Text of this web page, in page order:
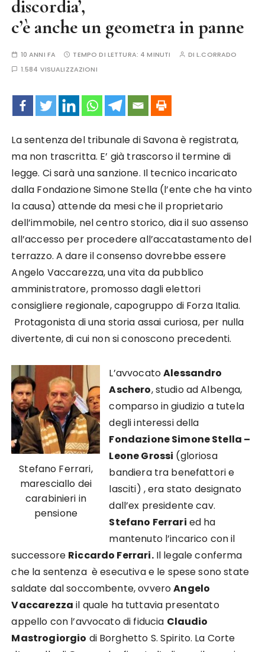
discordia’,
c’è anche un geometra in panne
10 ANNI FA TEMPO DI LETTURA: 4 MINUTI DIL.CORRADO
1.584 VISUALIZZAZIONI
La sentenza del tribunale di Savona è registrata,
ma non trascritta. E’ già trascorso il termine di
legge. Ci sarà una sanzione. Il tecnico incaricato
dalla Fondazione Simone Stella (l’ente che ha vinto
la causa) attende da mesi che il proprietario
dell’immobile, nel centro storico, dia il suo assenso
all’accesso per procedere all’accatastamento del
terrazzo. A dare il consenso dovrebbe essere
Angelo Vaccarezza, una vita da pubblico
amministratore, promosso dagli elettori
consigliere regionale, capogruppo di Forza Italia.
Protagonista di una storia assai curiosa, per nulla
divertente, di cui non si conoscono precedenti.
Stefano Ferrari,
maresciallo dei
carabinieri in
pensione
L’avvocatoAlessandro
Aschero, studio ad Albenga,
comparso in giudizio a tutela
degli interessi della
Fondazione Simone Stella –
Leone Grossi (gloriosa
bandiera tra benefattori e
lasciti) , era stato designato
dall’ex presidente cav.
Stefano Ferrari ed ha
mantenuto l’incarico con il
successore Riccardo Ferrari.Il legale conferma
che la sentenza è esecutiva e le spese sono state
saldate dal soccombente, ovveroAngelo
Vaccarezza il quale ha tuttavia presentato
appello con l’avvocato di fiducia Claudio
Mastrogiorgio di Borghetto S. Spirito. La Corte